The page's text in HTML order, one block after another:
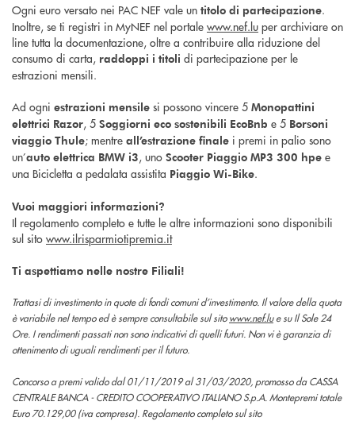
Ogni euro versato nei PAC NEF vale un titolo di partecipazione.
Inoltre, se ti registri in MyNEF nel portale www.nef.lu per archiviare on
line tutta la documentazione, oltre a contribuire alla riduzione del
consumo di carta, raddoppi i titoli di partecipazione per le
estrazioni mensili.
Ad ogni estrazioni mensile si possono vincere 5 Monopattini
elettrici Razor, 5 Soggiorni eco sostenibili EcoBnb e 5 Borsoni
viaggio Thule; mentre all’estrazione finale i premi in palio sono
un’auto elettrica BMW i3, uno Scooter Piaggio MP3 300 hpe e
una Bicicletta a pedalata assistita Piaggio Wi-Bike.
Vuoi maggiori informazioni?
Il regolamento completo e tutte le altre informazioni sono disponibili
sul sito www.ilrisparmiotipremia.it
Ti aspettiamo nelle nostre Filiali!
Trattasi di investimento in quote di fondi comuni d’investimento. Il valore della quota
è variabile nel tempo ed è sempre consultabile sul sitowww.nef.lue su Il Sole 24
Ore. I rendimenti passati non sono indicativi di quelli futuri. Non vi è garanzia di
ottenimento di uguali rendimenti per il futuro.
Concorso a premi valido dal 01/11/2019 al 31/03/2020, promosso da CASSA
CENTRALE BANCA - CREDITO COOPERATIVO ITALIANO S.p.A. Montepremi totale
Euro 70.129,00 (iva compresa). Regolamento completo sul sito